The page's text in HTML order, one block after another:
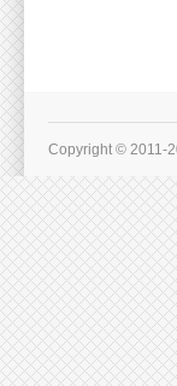
Copyright © 2011-